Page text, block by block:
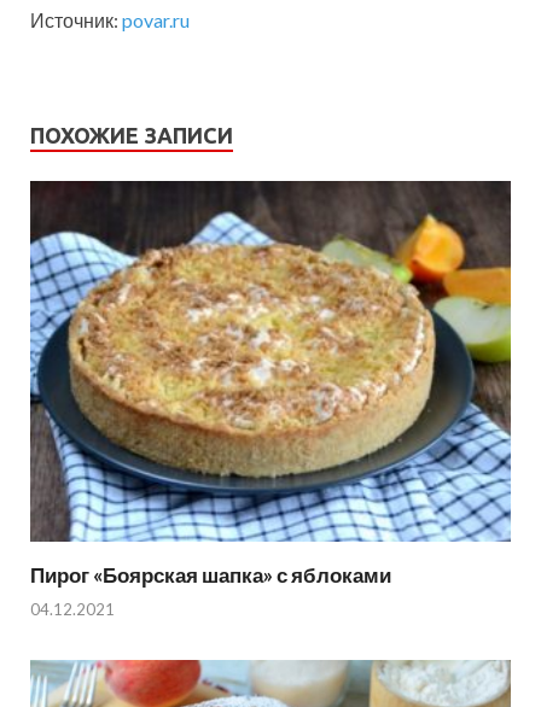
Источник: povar.ru
ПОХОЖИЕ ЗАПИСИ
Пирог «Боярская шапка» с яблоками
04.12.2021